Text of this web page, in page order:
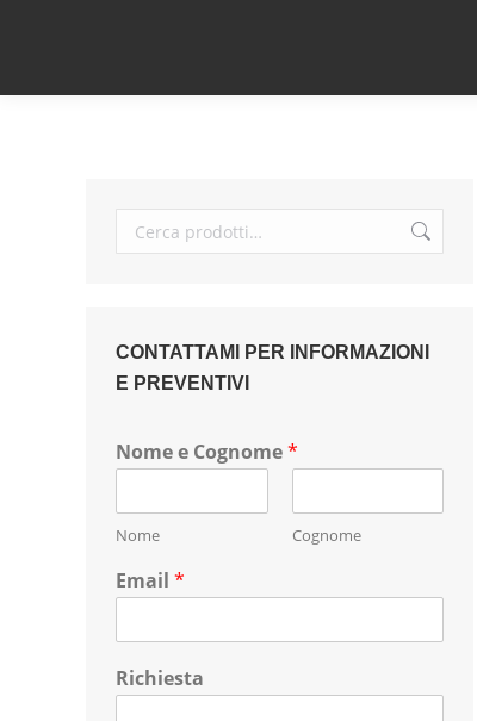
CONTATTAMI PER INFORMAZIONI
E PREVENTIVI
Nome e Cognome*
Nome Cognome
Email *
Richiesta